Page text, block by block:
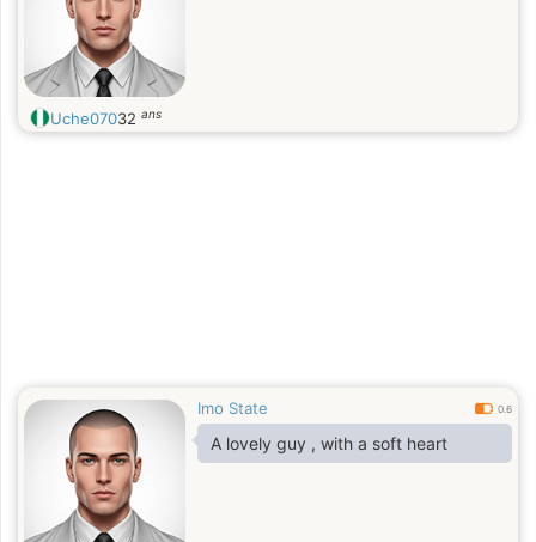
Uche07032 ans
Imo State 0.6
A lovely guy , with a soft heart